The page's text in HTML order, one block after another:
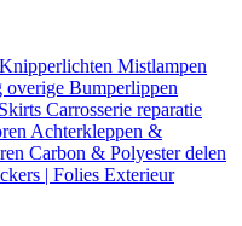
Knipperlichten Mistlampen
overige Bumperlippen
Carrosserie reparatie
Achterkleppen &
Carbon & Polyester delen
| Folies Exterieur